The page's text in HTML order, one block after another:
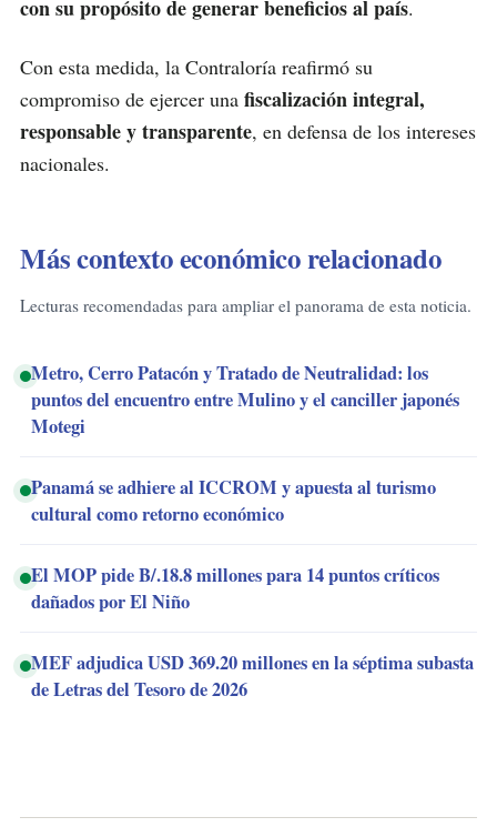
con su propósito de generar beneficios al país.
Con esta medida, la Contraloría reafirmó su
compromiso de ejercer una fiscalización integral,
responsable y transparente, en defensa de los intereses
nacionales.
Más contexto económico relacionado
Lecturas recomendadas para ampliar el panorama de esta noticia.
Metro, Cerro Patacón y Tratado de Neutralidad: los
puntos del encuentro entre Mulino y el canciller japonés
Motegi
Panamá se adhiere al ICCROM y apuesta al turismo
cultural como retorno económico
El MOP pide B/.18.8 millones para 14 puntos críticos
dañados por El Niño
MEF adjudica USD 369.20 millones en la séptima subasta
de Letras del Tesoro de 2026